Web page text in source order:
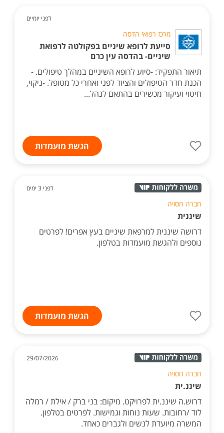
לפני יומיים
מרכז רפואי הדסה
סייעת לרופא שיניים בפקולטה לרפואת
שיניים- בהדסה עין כרם
תיאור התפקיד: -סיוע לרופא השיניים במהלך טיפולים. -
הכנת חדר הטיפולים והציוד לפני ואחרי כל מטופל. -ניקוי,
חיטוי ועיקור מכשירים בהתאם לנהל...
הגשת מועמדות
לפני 3 ימים
חברה חסויה
שיננית
דרושה שיננית למרפאת שיניים בעץ אפרים! לפרטים
נוספים ולהגשת מועמדות בטלפון.
הגשת מועמדות
29/07/2026
חברה חסויה
שיננ.ית
דרוש.ה שיננ.ית לפרויקט. מיקום: בני ברק / אילת / רמלה
לוד /רחובות. שעות נוחות וגמישות. לפרטים בטלפון.
המשרה מיועדת לנשים ולגברים כאחד.